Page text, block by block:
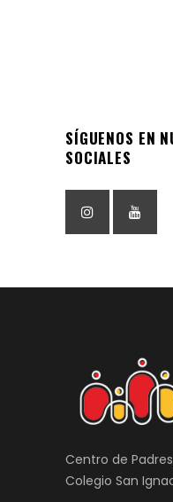
SÍGUENOS EN
SOCIALES
Centro de
Colegio San